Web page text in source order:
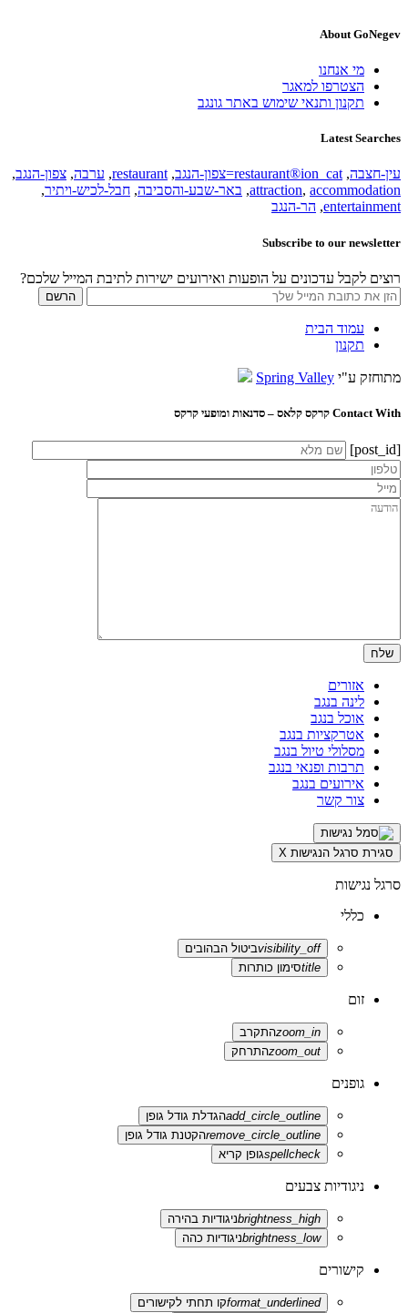
About GoNegev
מי אנחנו
הצטרפו למאגר
תקנון ותנאי שימוש באתר גונגב
Latest Searches
עין-חצבה, restaurant®ion_cat=צפון-הנגב ,
restaurant
, ערבה, צפון-הנגב,
attraction, accommodation
, באר-שבע-והסביבה, חבל-לכיש-ויתיר,
entertainment
, הר-הנגב
Subscribe to our newsletter
רוצים לקבל עדכונים על הופעות ואירועים ישירות לתיבת המייל שלכם?
עמוד הבית
תקנון
מתוחזק ע"י Spring Valley
Contact With קרקס קלאס – סדנאות ומופעי קרקס
[post_id]
אזורים
לינה בנגב
אוכל בנגב
אטרקציות בנגב
מסלולי טיול בנגב
תרבות ופנאי בנגב
אירועים בנגב
צור קשר
סגירת סרגל הנגישות X
סרגל נגישות
כללי
visibility_offביטול הבהובים
titleסימון כותרות
זום
zoom_inהתקרב
zoom_outהתרחק
גופנים
add_circle_outlineהגדלת גודל גופן
remove_circle_outlineהקטנת גודל גופן
spellcheckגופן קריא
ניגודיות צבעים
brightness_highניגודיות בהירה
brightness_lowניגודיות כהה
קישורים
format_underlinedקו תחתי לקישורים